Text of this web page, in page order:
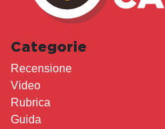
Categorie
Recensione
Video
Rubrica
Guida